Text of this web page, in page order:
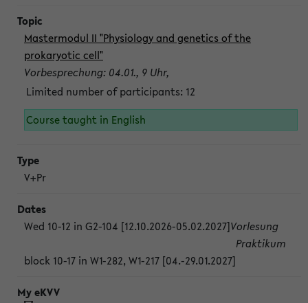
Mastermodul II "Physiology and genetics of the
prokaryotic cell"
Vorbesprechung: 04.01., 9 Uhr,
Limited number of participants: 12
Course taught in English
V+Pr
Wed 10-12 in G2-104 [12.10.2026-05.02.2027]Vorlesung
block 10-17 in W1-282, W1-217 [04.-29.01.2027]
Praktikum